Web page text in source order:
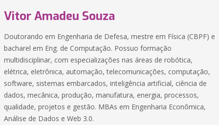
Vitor Amadeu Souza
Doutorando em Engenharia de Defesa, mestre em Física (CBPF) e
bacharel em Eng. de Computação. Possuo formação
multidisciplinar, com especializações nas áreas de robótica,
elétrica, eletrônica, automação, telecomunicações, computação,
software, sistemas embarcados, inteligência artificial, ciência de
dados, mecânica, produção, manufatura, energia, processos,
qualidade, projetos e gestão. MBAs em Engenharia Econômica,
Análise de Dados e Web 3.0.